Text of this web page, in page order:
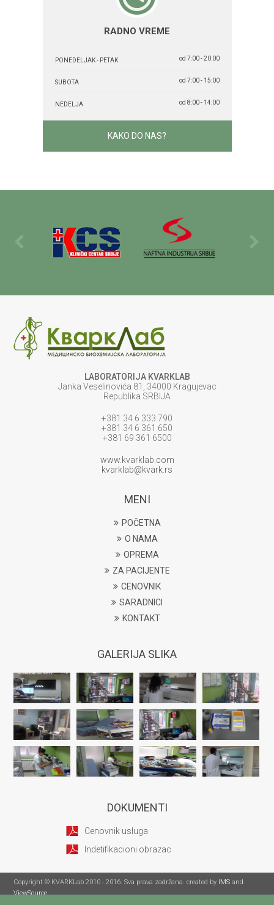
RADNO VREME
PONEDELJAK - PETAK od 7:00 - 20:00
SUBOTA od 7:00 - 15:00
NEDELJA od 8:00 - 14:00
KAKO DO NAS?
LABORATORIJA KVARKLAB
Janka Veselinovića 81, 34000 Kragujevac
Republika SRBIJA
+381 34 6 333 790
+381 34 6 361 650
+381 69 361 6500
www.kvarklab.com
kvarklab@kvark.rs
MENI
POČETNA
O NAMA
OPREMA
ZA PACIJENTE
CENOVNIK
SARADNICI
KONTAKT
GALERIJA SLIKA
DOKUMENTI
Cenovnik usluga
Indetifikacioni obrazac
Copyright © KVARKLab 2010 - 2016. Sva prava zadržana. created by IMS and
ViewSource